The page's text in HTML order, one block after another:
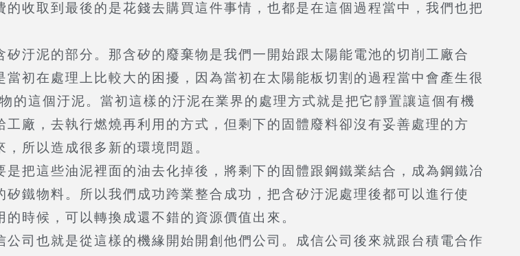
收取到最後的是花錢去購買這件事情，也都是在這個過程當中，我們也把
泥的部分。那含矽的廢棄物是我們一開始跟太陽能電池的切削工廠合
初在處理上比較大的困擾，因為當初在太陽能板切割的過程當中會產生很
的這個汙泥。當初這樣的汙泥在業界的處理方式就是把它靜置讓這個有機
廠，去執行燃燒再利用的方式，但剩下的固體廢料卻沒有妥善處理的方
所以造成很多新的環境問題。
這些油泥裡面的油去化掉後，將剩下的固體跟鋼鐵業結合，成為鋼鐵冶
鐵物料。所以我們成功跨業整合成功，把含矽汙泥處理後都可以進行使
時候，可以轉換成還不錯的資源價值出來。
也就是從這樣的機緣開始開創他們公司。成信公司後來就跟台積電合作